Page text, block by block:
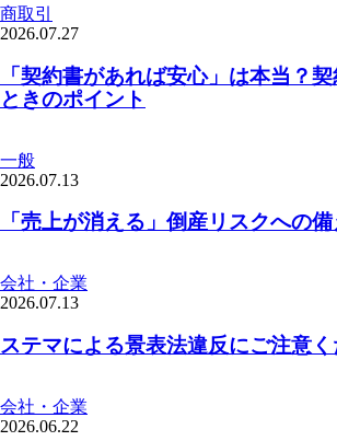
商取引
2026.07.27
「契約書があれば安心」は本当？
ときのポイント
一般
2026.07.13
「売上が消える」倒産リスクへの
会社・企業
2026.07.13
ステマによる景表法違反にご注意く
会社・企業
2026.06.22